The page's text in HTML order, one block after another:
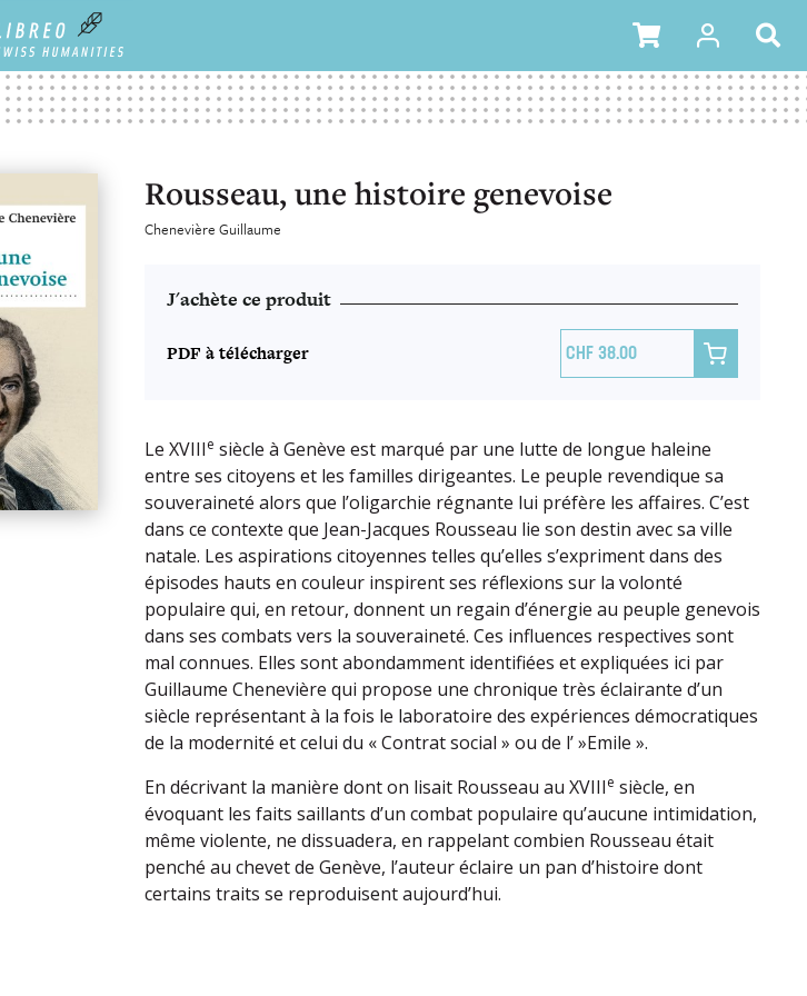
Rousseau, une histoire genevoise
Chenevière Guillaume
J'achète ce produit
PDF à télécharger 38.00 
Le XVIIIe siècle à Genève est marqué par une lutte de longue haleine
entre ses citoyens et les familles dirigeantes. Le peuple revendique sa
souveraineté alors que l’oligarchie régnante lui préfère les affaires. C’est
dans ce contexte que Jean-Jacques Rousseau lie son destin avec sa ville
natale. Les aspirations citoyennes telles qu’elles s’expriment dans des
épisodes hauts en couleur inspirent ses réflexions sur la volonté
populaire qui, en retour, donnent un regain d’énergie au peuple genevois
dans ses combats vers la souveraineté. Ces influences respectives sont
mal connues. Elles sont abondamment identifiées et expliquées ici par
Guillaume Chenevière qui propose une chronique très éclairante d’un
siècle représentant à la fois le laboratoire des expériences démocratiques
de la modernité et celui du « Contrat social » ou de l’ »Emile ».
En décrivant la manière dont on lisait Rousseau au XVIIIe siècle, en
évoquant les faits saillants d’un combat populaire qu’aucune intimidation,
même violente, ne dissuadera, en rappelant combien Rousseau était
penché au chevet de Genève, l’auteur éclaire un pan d’histoire dont
certains traits se reproduisent aujourd’hui.